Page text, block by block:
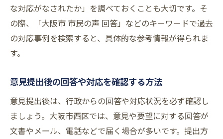
な対応がなされたか」を調べておくことも大切です。そ
の際、「大阪市 市民の声 回答」などのキーワードで過去
の対応事例を検索すると、具体的な参考情報が得られま
す。
意見提出後の回答や対応を確認する方法
意見提出後は、行政からの回答や対応状況を必ず確認し
ましょう。大阪市西区では、意見や要望に対する回答が
文書やメール、電話などで届く場合が多いです。提出方